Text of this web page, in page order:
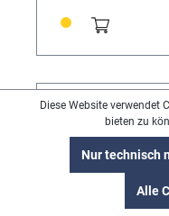
Diese Website verwendet
bieten zu
Nur technisch
Alle